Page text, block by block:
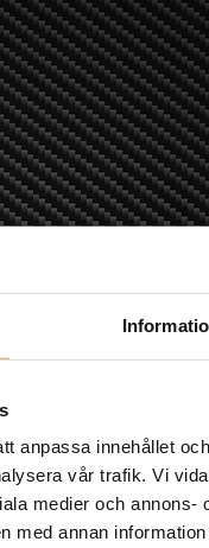
anpassa innehållet
vår trafik. Vi
medier och
med annan
och att min